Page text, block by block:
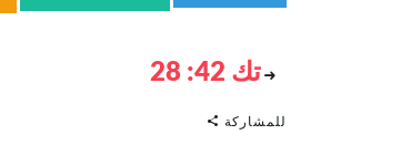
تك 42: 28
للمشاركة